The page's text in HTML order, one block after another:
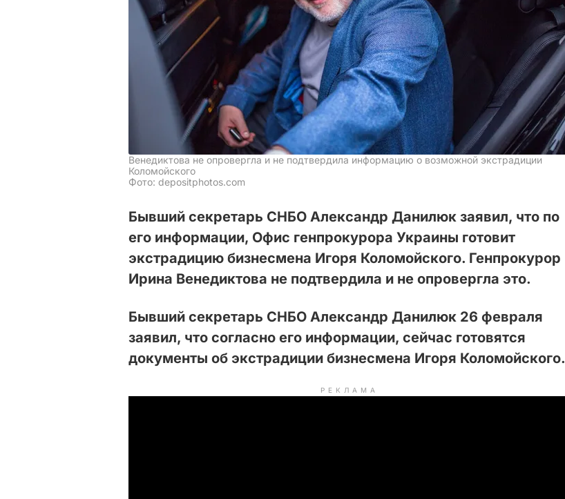
Венедиктова не опровергла и не подтвердила информацию о возможной экстрадиции
Коломойского
Фото: depositphotos.com
Бывший секретарь СНБО Александр Данилюк заявил, что по
его информации, Офис генпрокурора Украины готовит
экстрадицию бизнесмена Игоря Коломойского. Генпрокурор
Ирина Венедиктова не подтвердила и не опровергла это.
Бывший секретарь СНБО Александр Данилюк 26 февраля
заявил, что согласно его информации, сейчас готовятся
документы об экстрадиции бизнесмена Игоря Коломойского.
РЕКЛАМА